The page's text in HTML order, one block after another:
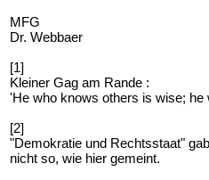
MFG
Dr. Webbaer
[1]
Kleiner Gag am Rande :
'He who knows others is wise;
[2]
"Demokratie und Rechtsstaat"
nicht so, wie hier gemeint.